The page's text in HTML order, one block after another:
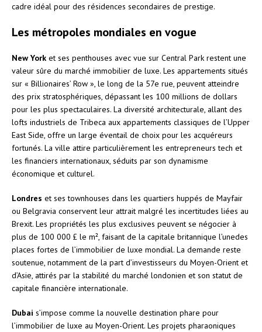
cadre idéal pour des résidences secondaires de prestige.
Les métropoles mondiales en vogue
New York et ses penthouses avec vue sur Central Park restent une
valeur sûre du marché immobilier de luxe. Les appartements situés
sur « Billionaires’ Row », le long de la 57e rue, peuvent atteindre
des prix stratosphériques, dépassant les 100 millions de dollars
pour les plus spectaculaires. La diversité architecturale, allant des
lofts industriels de Tribeca aux appartements classiques de l’Upper
East Side, offre un large éventail de choix pour les acquéreurs
fortunés. La ville attire particulièrement les entrepreneurs tech et
les financiers internationaux, séduits par son dynamisme
économique et culturel.
Londres et ses townhouses dans les quartiers huppés de Mayfair
ou Belgravia conservent leur attrait malgré les incertitudes liées au
Brexit. Les propriétés les plus exclusives peuvent se négocier à
plus de 100 000 £ le m², faisant de la capitale britannique l’unedes
places fortes de l’immobilier de luxe mondial. La demande reste
soutenue, notamment de la part d’investisseurs du Moyen-Orient et
d’Asie, attirés par la stabilité du marché londonien et son statut de
capitale financière internationale.
Dubai s’impose comme la nouvelle destination phare pour
l’immobilier de luxe au Moyen-Orient. Les projets pharaoniques